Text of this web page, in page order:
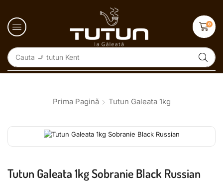
Cauta 🚬 tutun Kent
0
Prima Pagină Tutun Galeata 1kg
Tutun Galeata 1kg Sobranie Black Russian